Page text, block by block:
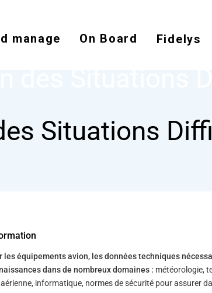
main
manage On Board Fidelys
GESTION DES SITUATIONS
Situations
les équipements avion, les données techniques
dans de nombreux domaines : météorologie,
informatique, normes de sécurité pour assurer